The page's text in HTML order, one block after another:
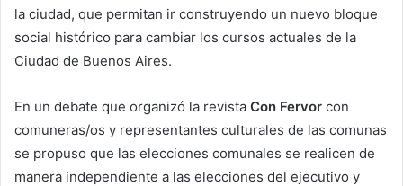
la ciudad, que permitan ir construyendo un nuevo bloque
social histórico para cambiar los cursos actuales de la
Ciudad de Buenos Aires.
En un debate que organizó la revista Con Fervor con
comuneras/os y representantes culturales de las comunas
se propuso que las elecciones comunales se realicen de
manera independiente a las elecciones del ejecutivo y